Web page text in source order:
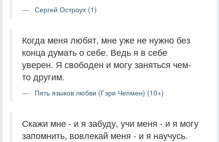
Сергей Остроух (1)
Когда меня любят, мне уже не нужно без
конца думать о себе. Ведь я в себе
уверен. Я свободен и могу заняться чем-
то другим.
Пять языков любви (Гэри Чепмен) (10+)
Скажи мне - и я забуду, учи меня - и я могу
запомнить, вовлекай меня - и я научусь.